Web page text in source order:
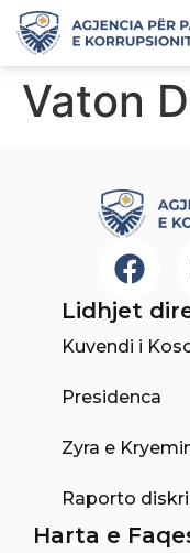
Vaton
Lidhjet
Kuvendi i
Presidenca
Zyra e
Raporto
Harta e